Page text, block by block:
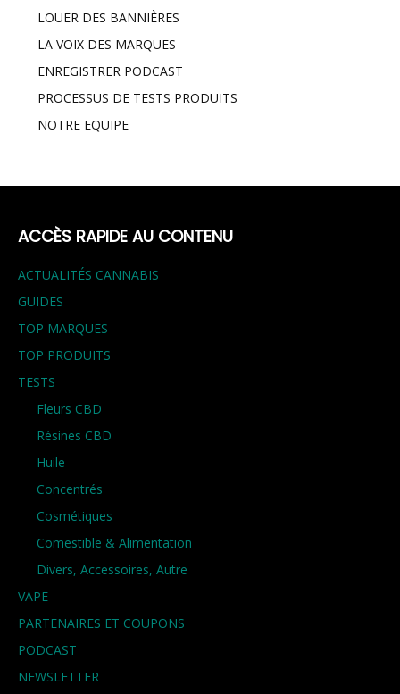
LOUER DES BANNIÈRES
LA VOIX DES MARQUES
ENREGISTRER PODCAST
PROCESSUS DE TESTS PRODUITS
NOTRE EQUIPE
ACCÈS RAPIDE AU CONTENU
ACTUALITÉS CANNABIS
GUIDES
TOP MARQUES
TOP PRODUITS
TESTS
Fleurs CBD
Résines CBD
Huile
Concentrés
Cosmétiques
Comestible & Alimentation
Divers, Accessoires, Autre
VAPE
PARTENAIRES ET COUPONS
PODCAST
NEWSLETTER